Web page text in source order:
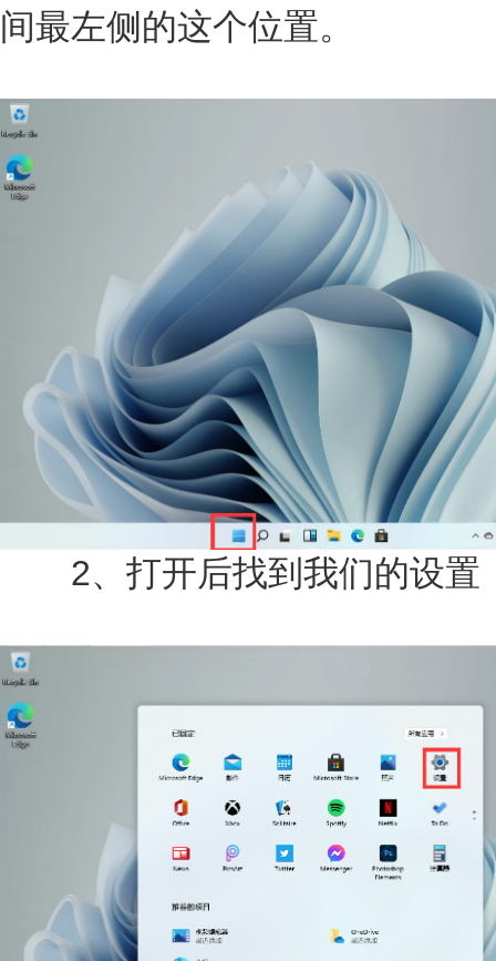
间最左侧的这个位置。
2、打开后找到我们的设置